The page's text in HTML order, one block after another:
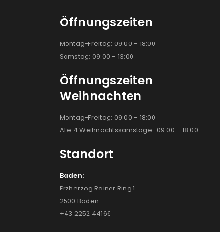
Öffnungszeiten
Montag-Freitag: 09:00 – 18:00
Samstag: 09:00 – 13:00
Öffnungszeiten
Weihnachten
Montag-Freitag: 09:00 – 18:00
Alle 4 Weihnachtssamstage : 09:00 – 18:00
Standort
Baden:
Erzherzog Rainer Ring 1
2500 Baden
+43 2252 44166